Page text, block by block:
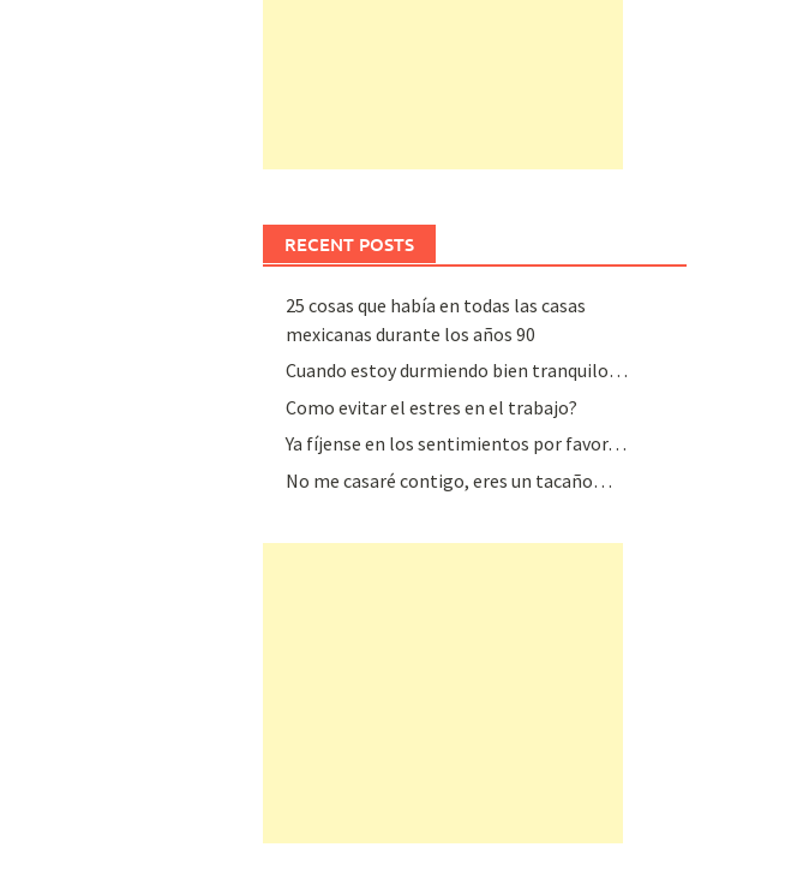
RECENT POSTS
25 cosas que había en todas las casas
mexicanas durante los años 90
Cuando estoy durmiendo bien tranquilo…
Como evitar el estres en el trabajo?
Ya fíjense en los sentimientos por favor…
No me casaré contigo, eres un tacaño…